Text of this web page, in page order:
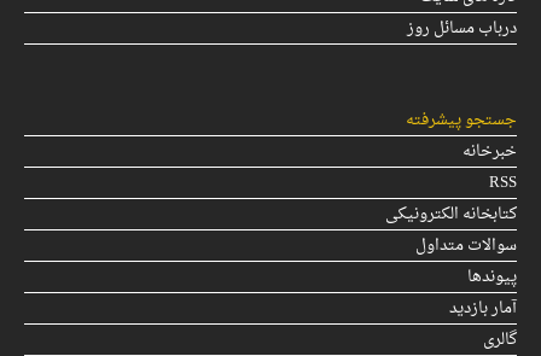
درباب مسائل روز
جستجو پیشرفته
خبرخانه
RSS
کتابخانه الکترونیکی
سوالات متداول
پیوندها
آمار بازدید
گالری